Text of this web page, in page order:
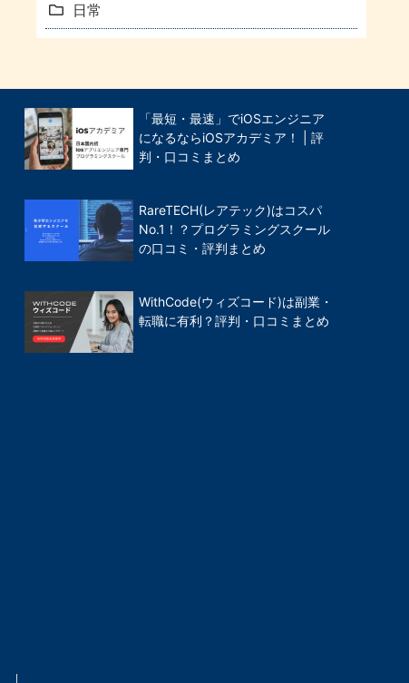
日常
「最短・最速」でiOSエンジニア
になるならiOSアカデミア！ | 評
判・口コミまとめ
RareTECH(レアテック)はコスパ
No.1！？プログラミングスクール
の口コミ・評判まとめ
WithCode(ウィズコード)は副業・
転職に有利？評判・口コミまとめ